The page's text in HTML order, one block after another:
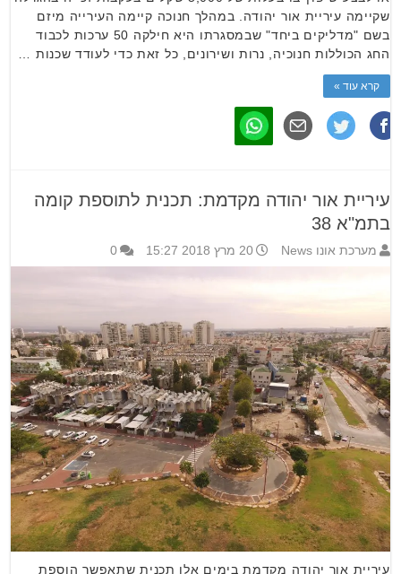
שקיימה עיריית אור יהודה. במהלך חנוכה קיימה העירייה מיזם
בשם "מדליקים ביחד" שבמסגרתו היא חילקה 50 ערכות לכבוד
החג הכוללות חנוכיה, נרות ושירונים, כל זאת כדי לעודד שכנות …
קרא עוד »
עיריית אור יהודה מקדמת: תכנית לתוספת קומה
בתמ"א 38
מערכת אונו News 20 מרץ 2018 15:27 0
עיריית אור יהודה מקדמת בימים אלו תכנית שתאפשר הוספת